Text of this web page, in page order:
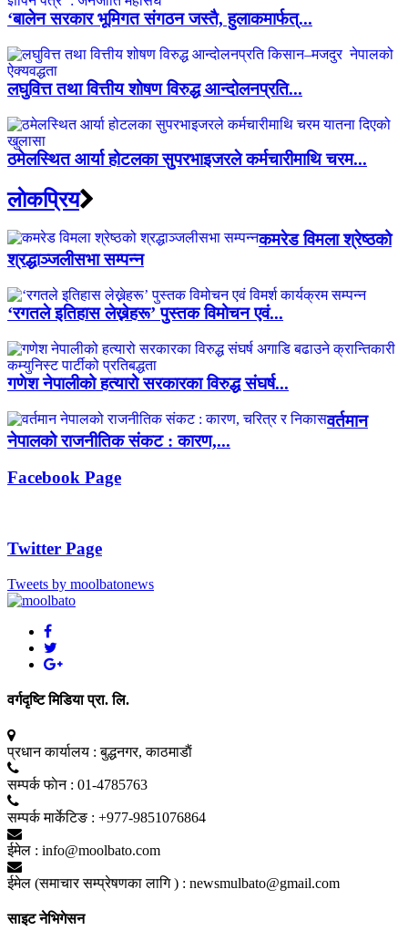
‘बालेन सरकार भूमिगत संगठन जस्तै, हुलाकमार्फत्...
लघुवित्त तथा वित्तीय शोषण विरुद्ध आन्दोलनप्रति...
ठमेलस्थित आर्या होटलका सुपरभाइजरले कर्मचारीमाथि चरम...
लाेकप्रिय
कमरेड विमला श्रेष्ठको
श्रद्धाञ्जलीसभा सम्पन्न
‘रगतले इतिहास लेख्नेहरू’ पुस्तक विमोचन एवं...
गणेश नेपालीको हत्यारो सरकारका विरुद्ध संघर्ष...
वर्तमान
नेपालको राजनीतिक संकट : कारण,...
Facebook Page
Twitter Page
Tweets by moolbatonews
वर्गदृष्टि मिडिया प्रा. लि.
प्रधान कार्यालय : बुद्धनगर, काठमाडाैं
सम्पर्क फाेन : 01-4785763
सम्पर्क मार्केटिङ : +977-9851076864
ईमेल : info@moolbato.com
ईमेल (समाचार सम्प्रेषणका लागि ) : newsmulbato@gmail.com
साइट नेभिगेसन